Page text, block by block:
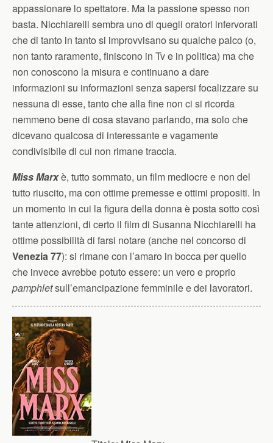
appassionare lo spettatore. Ma la passione spesso non
basta. Nicchiarelli sembra uno di quegli oratori infervorati
che di tanto in tanto si improvvisano su qualche palco (o,
non tanto raramente, finiscono in Tv e in politica) ma che
non conoscono la misura e continuano a dare
informazioni su informazioni senza sapersi focalizzare su
nessuna di esse, tanto che alla fine non ci si ricorda
nemmeno bene di cosa stavano parlando, ma solo che
dicevano qualcosa di interessante e vagamente
condivisibile di cui non rimane traccia.
Miss Marxè, tutto sommato, un film mediocre e non del
tutto riuscito, ma con ottime premesse e ottimi propositi. In
un momento in cui la figura della donna è posta sotto così
tante attenzioni, di certo il film di Susanna Nicchiarelli ha
ottime possibilità di farsi notare (anche nel concorso di
Venezia 77): si rimane con l’amaro in bocca per quello
che invece avrebbe potuto essere: un vero e proprio
pamphletsull’emancipazione femminile e dei lavoratori.